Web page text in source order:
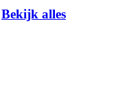
Bekijk alles